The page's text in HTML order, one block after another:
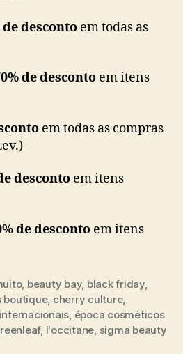
de desconto em todas as
de desconto em itens
em todas as compras
desconto em itens
de desconto em itens
, beauty bay, black friday,
boutique, cherry culture,
época cosméticos
, l'occitane sigma beauty